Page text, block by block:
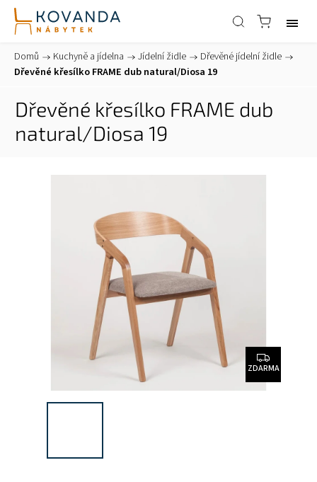
Domů / Kuchyně a jídelna / Jídelní židle / Dřevěné jídelní židle /
Dřevěné křesílko FRAME dub natural/Diosa 19
Dřevěné křesílko FRAME dub
natural/Diosa 19
ZDARMA